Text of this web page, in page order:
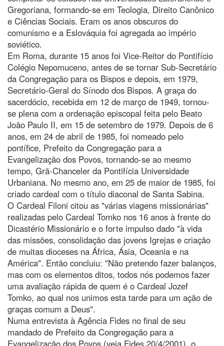
Gregoriana, formando-se em Teologia, Direito Canônico
e Ciências Sociais. Eram os anos obscuros do
comunismo e a Eslováquia foi agregada ao império
soviético.
Em Roma, durante 15 anos foi Vice-Reitor do Pontifício
Colégio Nepomuceno, antes de se tornar Sub-Secretário
da Congregação para os Bispos e depois, em 1979,
Secretário-Geral do Sínodo dos Bispos. A graça do
sacerdócio, recebida em 12 de março de 1949, tornou-
se plena com a ordenação episcopal feita pelo Beato
João Paulo II, em 15 de setembro de 1979. Depois de 6
anos, em 24 de abril de 1985, foi nomeado pelo
pontífice, Prefeito da Congregação para a
Evangelização dos Povos, tornando-se ao mesmo
tempo, Grã-Chanceler da Pontifícia Universidade
Urbaniana. No mesmo ano, em 25 de maior de 1985, foi
criado cardeal com o título diaconal de Santa Sabina.
O Cardeal Filoni citou as "várias viagens missionárias"
realizadas pelo Cardeal Tomko nos 16 anos à frente do
Dicastério Missionário e o forte impulso dado "à vida
das missões, consolidação das jovens Igrejas e criação
de muitas dioceses na África, Ásia, Oceania e na
América". Então concluiu: "Não pretendo fazer balanços,
mas com os elementos ditos, todos nós podemos fazer
uma avaliação rápida de quem é o Cardeal Jozef
Tomko, ao qual nos unimos esta tarde para um ação de
graças comum a Deus".
Numa entrevista à Agência Fides no final de seu
mandado de Prefeito da Congregação para a
Evangelização dos Povos (veja Fides 20/4/2001), o